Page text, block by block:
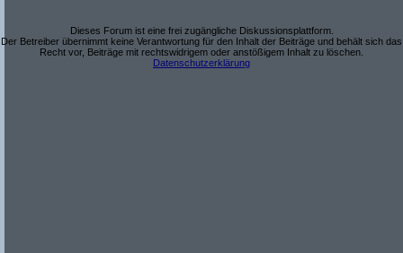
Dieses Forum ist eine frei zugängliche Diskussionsplattform.
Der Betreiber übernimmt keine Verantwortung für den Inhalt der Beiträge und behält sich das
Recht vor, Beiträge mit rechtswidrigem oder anstößigem Inhalt zu löschen.
Datenschutzerklärung